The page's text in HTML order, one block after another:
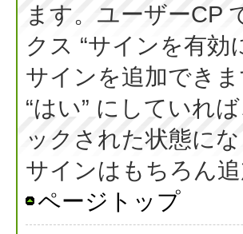
ます。ユーザーCP
クス “サインを有
サインを追加でき
“はい” にしていれ
ックされた状態に
サインはもちろん
ページトップ